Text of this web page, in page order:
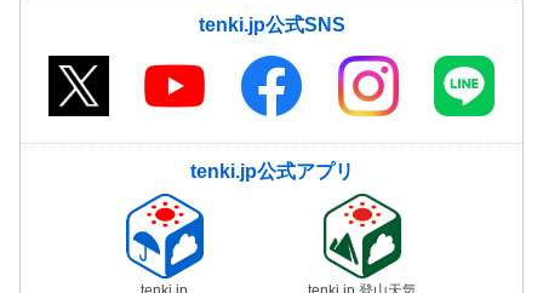
tenki.jp公式SNS
tenki.jp公式アプリ